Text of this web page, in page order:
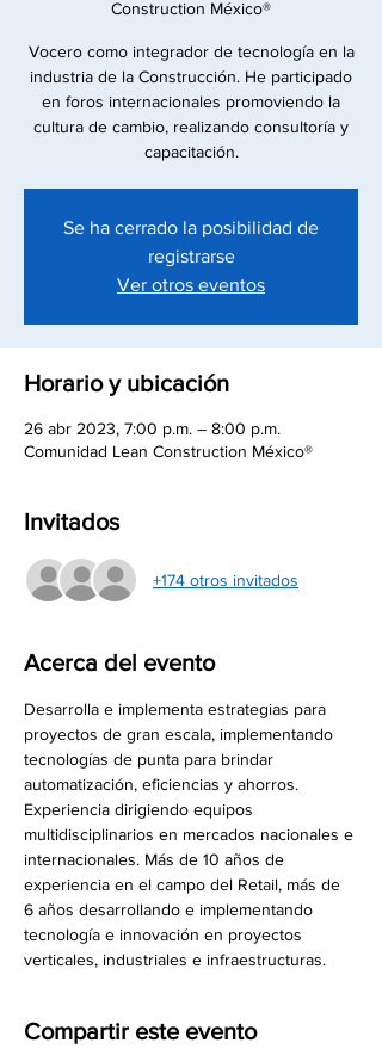
Construction México®
Vocero como integrador de tecnología en la
industria de la Construcción. He participado
en foros internacionales promoviendo la
cultura de cambio, realizando consultoría y
capacitación.
Se ha cerrado la posibilidad de
registrarse
Ver otros eventos
Horario y ubicación
26 abr 2023, 7:00 p.m. – 8:00 p.m.
Comunidad Lean Construction México®
Invitados
+174 otros invitados
Acerca del evento
Desarrolla e implementa estrategias para
proyectos de gran escala, implementando
tecnologías de punta para brindar
automatización, eficiencias y ahorros.
Experiencia dirigiendo equipos
multidisciplinarios en mercados nacionales e
internacionales. Más de 10 años de
experiencia en el campo del Retail, más de
6 años desarrollando e implementando
tecnología e innovación en proyectos
verticales, industriales e infraestructuras.
Compartir este evento